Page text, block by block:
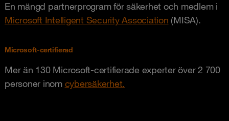
En mängd partnerprogram för säkerhet och medlem i
Microsoft Intelligent Security Association (MISA).
Microsoft-certifierad
Mer än 130 Microsoft-certifierade experter över 2 700
personer inom cybersäkerhet.